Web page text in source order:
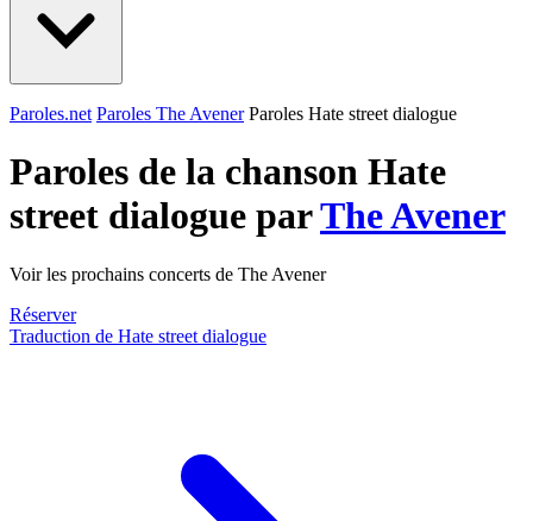
Paroles.net Paroles The Avener Paroles Hate street dialogue
Paroles de la chanson Hate
street dialogue parThe Avener
Voir les prochains concerts de The Avener
Réserver
Traduction de Hate street dialogue